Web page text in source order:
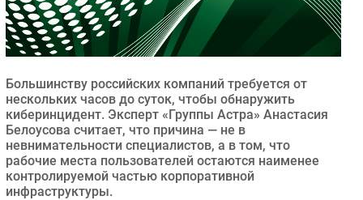
Web
Безопасность
Инновации
CIO/Управление ИТ
Гаджеты
Здоровье
РАЗДЕЛЫ
Большинству российских компаний требуется от
нескольких часов до суток, чтобы обнаружить
киберинцидент. Эксперт «Группы Астра» Анастасия
Белоусова считает, что причина — не в
невнимательности специалистов, а в том, что
рабочие места пользователей остаются наименее
контролируемой частью корпоративной
инфраструктуры.